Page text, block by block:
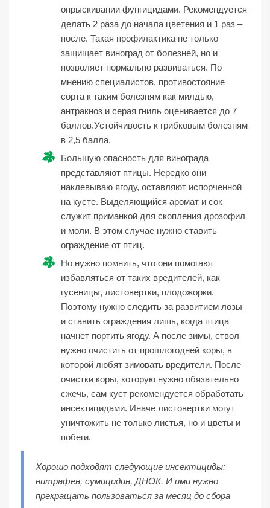
опрыскивании фунгицидами. Рекомендуется
делать 2 раза до начала цветения и 1 раз –
после. Такая профилактика не только
защищает виноград от болезней, но и
позволяет нормально развиваться. По
мнению специалистов, противостояние
сорта к таким болезням как милдью,
антракноз и серая гниль оценивается до 7
баллов.Устойчивость к грибковым болезням
в 2,5 балла.
Большую опасность для винограда
представляют птицы. Нередко они
наклевываю ягоду, оставляют испорченной
на кусте. Выделяющийся аромат и сок
служит приманкой для скопления дрозофил
и моли. В этом случае нужно ставить
ограждение от птиц.
Но нужно помнить, что они помогают
избавляться от таких вредителей, как
гусеницы, листовертки, плодожорки.
Поэтому нужно следить за развитием лозы
и ставить ограждения лишь, когда птица
начнет портить ягоду. А после зимы, ствол
нужно очистить от прошлогодней коры, в
которой любят зимовать вредители. После
очистки коры, которую нужно обязательно
сжечь, сам куст рекомендуется обработать
инсектицидами. Иначе листовертки могут
уничтожить не только листья, но и цветы и
побеги.
Хорошо подходят следующие инсектициды:
нитрафен, сумицидин, ДНОК. И ими нужно
прекращать пользоваться за месяц до сбора